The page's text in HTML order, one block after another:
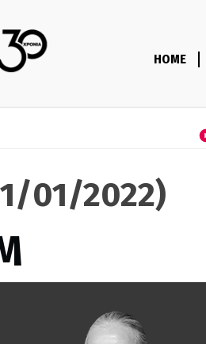
HOME
01/2022)